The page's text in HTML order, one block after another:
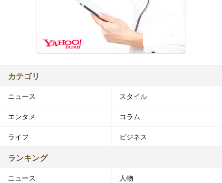
カテゴリ
ニュース スタイル
エンタメ コラム
ライフ ビジネス
ランキング
ニュース 人物